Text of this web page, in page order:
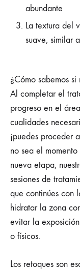
abundante
La textura del
suave, similar
¿Cómo sabemos
Al completar el
progreso en el
cualidades
¡puedes proceder
no sea el
nueva etapa,
sesiones de
que continúes con
hidratar la zona
evitar la
o físicos.
Los retoques son